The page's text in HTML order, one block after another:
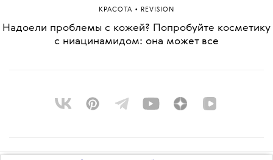
КРАСОТА • REVISION
Надоели проблемы с кожей? Попробуйте косметику
с ниацинамидом: она может все
О ПРОЕКТЕ